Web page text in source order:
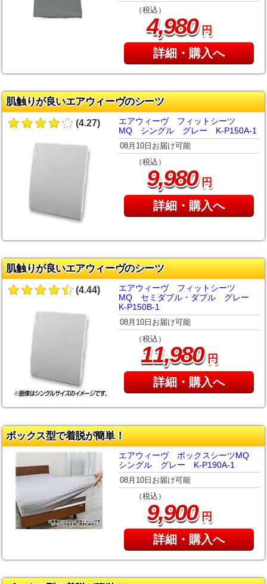
（税込）
4,980円
詳細・購入へ
肌触りが良いエアウィーヴのシーツ
(4.27)
エアウィーヴ フィットシーツ
MQ シングル グレー K-P150A-1
08月10日お届け可能
（税込）
9,980円
詳細・購入へ
肌触りが良いエアウィーヴのシーツ
(4.44)
エアウィーヴ フィットシーツ
MQ セミダブル・ダブル グレー
K-P150B-1
08月10日お届け可能
（税込）
11,980円
詳細・購入へ
ボックス型で着脱が簡単！
エアウィーヴ ボックスシーツMQ
シングル グレー K-P190A-1
08月10日お届け可能
（税込）
9,900円
詳細・購入へ